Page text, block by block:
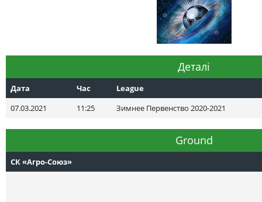
Деталі
Дата Час
League
07.03.2021
11:25 Зимнее Первенство 2020-2021
Ground
СК «Агро-Союз»